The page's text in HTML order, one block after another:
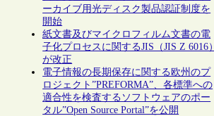
ーカイブ用光ディスク製品認証制度を
開始
紙文書及びマイクロフィルム文書の電
子化プロセスに関するJIS（JIS Z 6016）
が改正
電子情報の長期保存に関する欧州のプ
ロジェクト”PREFORMA”、各標準への
適合性を検査するソフトウェアのポー
タル”Open Source Portal”を公開